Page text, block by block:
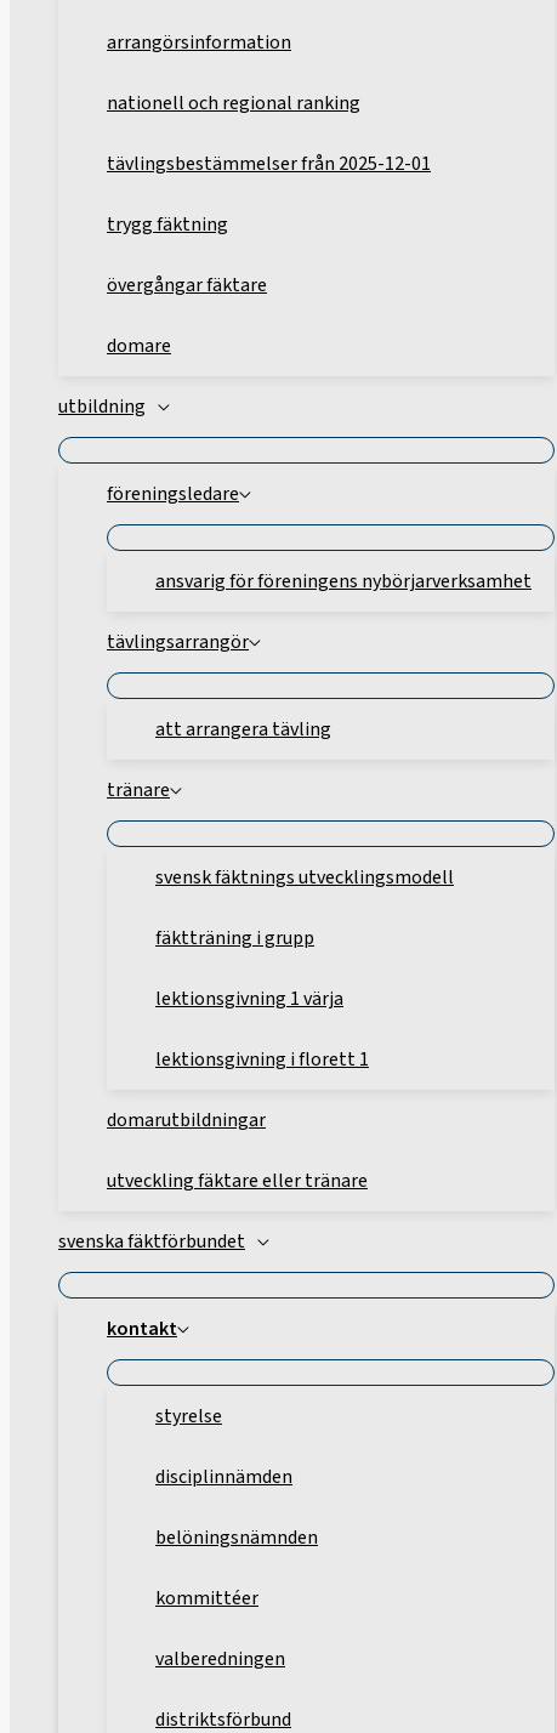
arrangörsinformation
nationell och regional ranking
tävlingsbestämmelser från 2025-12-01
trygg fäktning
övergångar fäktare
domare
utbildning
föreningsledare
ansvarig för föreningens nybörjarverksamhet
tävlingsarrangör
att arrangera tävling
tränare
svensk fäktnings utvecklingsmodell
fäktträning i grupp
lektionsgivning 1 värja
lektionsgivning i florett 1
domarutbildningar
utveckling fäktare eller tränare
svenska fäktförbundet
kontakt
styrelse
disciplinnämden
belöningsnämnden
kommittéer
valberedningen
distriktsförbund